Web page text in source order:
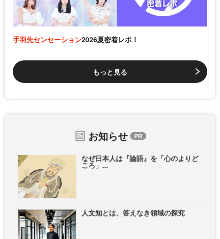
手羽先センセーション2026夏密着レポ！
もっと見る
お知らせ
なぜ日本人は『論語』を「心のよりど
ころ」...
人文知とは、答えなき領域の探究